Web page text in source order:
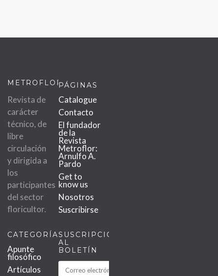
METROFLOR
Revista de
carácter
técnico, de
libre
circulación
y dirigida a
los
participantes
del sector
floricultor.
PÁGINAS
Catalogue
Contacto
El fundador
de la
Revista
Metroflor:
Arnulfo A.
Pardo
Get to
know us
Nosotros
Suscribirse
CATEGORÍAS
Apunte
filosófico
Artículos
SUSCRIPCIÓN
AL
BOLETÍN